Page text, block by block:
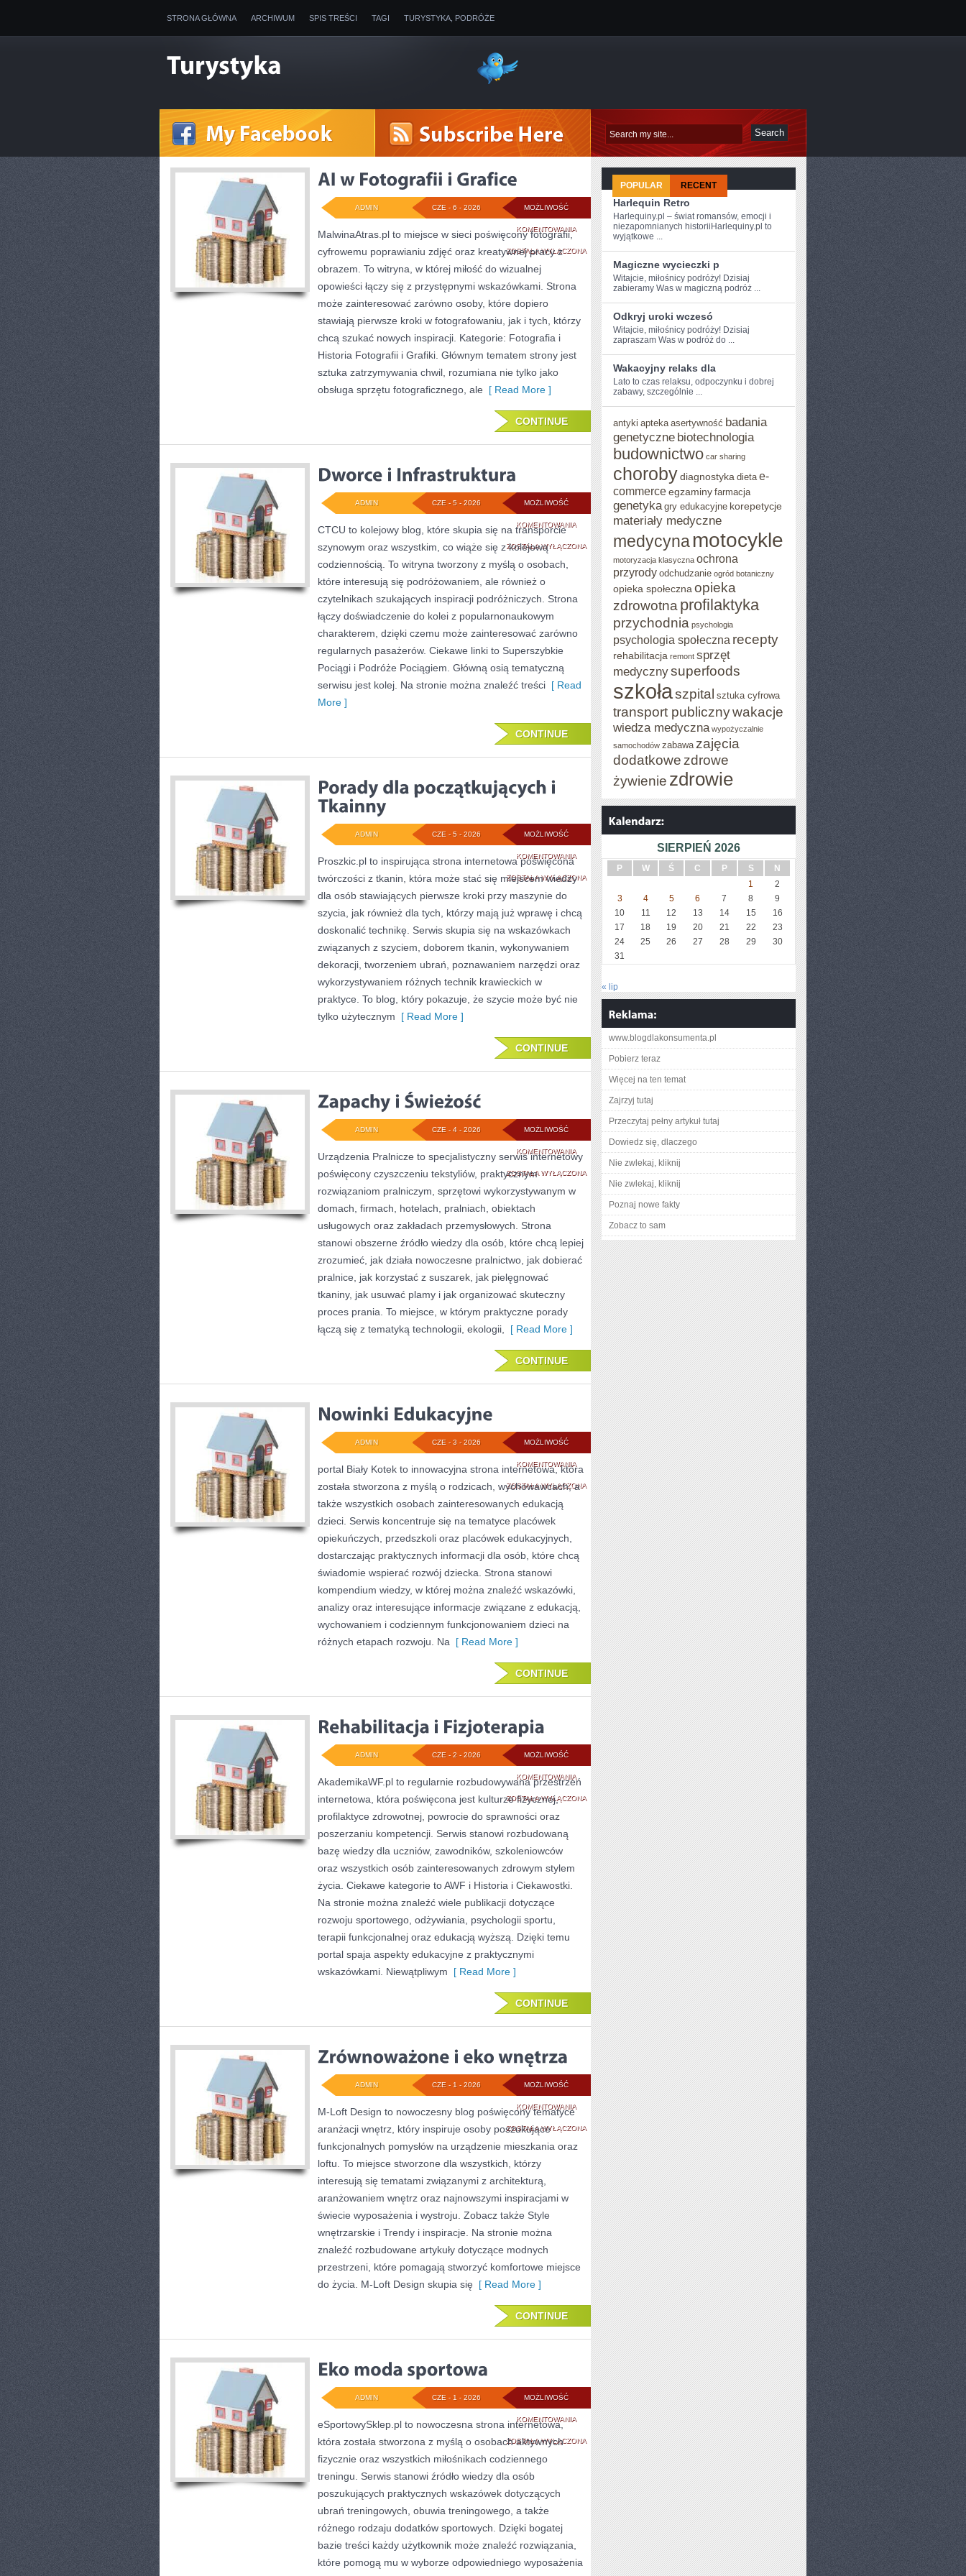
STRONA GŁÓWNA ARCHIWUM SPIS TREŚCI TAGI TURYSTYKA, PODRÓŻE
MOŻLIWOŚĆ
KOMENTOWANIAAI
W
FOTOGRAFII
GRAFICE
ZOSTAŁA WYŁĄCZONA
CZE - 6 - 2026
ADMIN
MalwinaAtras.pl to miejsce w sieci poświęcony fotografii,
cyfrowemu poprawianiu zdjęć oraz kreatywnej pracy z
obrazem. To witryna, w której miłość do wizualnej
opowieści łączy się z przystępnymi wskazówkami. Strona
może zainteresować zarówno osoby, które dopiero
stawiają pierwsze kroki w fotografowaniu, jak i tych, którzy
chcą szukać nowych inspiracji. Kategorie: Fotografia i
Historia Fotografii i Grafiki. Głównym tematem strony jest
sztuka zatrzymywania chwil, rozumiana nie tylko jako
obsługa sprzętu fotograficznego, ale [ Read More ]
CONTINUE
MOŻLIWOŚĆ
KOMENTOWANIADWORCE
I
INFRASTRUKTURA
ZOSTAŁA WYŁĄCZONA
CZE - 5 - 2026
ADMIN
CTCU to kolejowy blog, które skupia się na transporcie
szynowym oraz wszystkim, co wiąże się z kolejową
codziennością. To witryna tworzony z myślą o osobach,
które interesują się podróżowaniem, ale również o
czytelnikach szukających inspiracji podróżniczych. Strona
łączy doświadczenie do kolei z popularnonaukowym
charakterem, dzięki czemu może zainteresować zarówno
regularnych pasażerów. Ciekawe linki to Superszybkie
Pociągi i Podróże Pociągiem. Główną osią tematyczną
serwisu jest kolej. Na stronie można znaleźć treści [ Read
More ]
CONTINUE
MOŻLIWOŚĆ
KOMENTOWANIAPORADY
DLA
POCZĄTKUJĄCYCH
TKAINNY
ZOSTAŁA WYŁĄCZONA
CZE - 5 - 2026
ADMIN
Proszkic.pl to inspirująca strona internetowa poświęcona
twórczości z tkanin, która może stać się miejscem wiedzy
dla osób stawiających pierwsze kroki przy maszynie do
szycia, jak również dla tych, którzy mają już wprawę i chcą
doskonalić technikę. Serwis skupia się na wskazówkach
związanych z szyciem, doborem tkanin, wykonywaniem
dekoracji, tworzeniem ubrań, poznawaniem narzędzi oraz
wykorzystywaniem różnych technik krawieckich w
praktyce. To blog, który pokazuje, że szycie może być nie
tylko użytecznym [ Read More ]
CONTINUE
MOŻLIWOŚĆ
KOMENTOWANIAZAPACHY
I
ŚWIEŻOŚĆ
ZOSTAŁA WYŁĄCZONA
CZE - 4 - 2026
ADMIN
Urządzenia Pralnicze to specjalistyczny serwis internetowy
poświęcony czyszczeniu tekstyliów, praktycznym
rozwiązaniom pralniczym, sprzętowi wykorzystywanym w
domach, firmach, hotelach, pralniach, obiektach
usługowych oraz zakładach przemysłowych. Strona
stanowi obszerne źródło wiedzy dla osób, które chcą lepiej
zrozumieć, jak działa nowoczesne pralnictwo, jak dobierać
pralnice, jak korzystać z suszarek, jak pielęgnować
tkaniny, jak usuwać plamy i jak organizować skuteczny
proces prania. To miejsce, w którym praktyczne porady
łączą się z tematyką technologii, ekologii,
[ Read More ]
CONTINUE
MOŻLIWOŚĆ
KOMENTOWANIANOWINKI
EDUKACYJNE
ZOSTAŁA WYŁĄCZONA
CZE - 3 - 2026
ADMIN
portal Biały Kotek to innowacyjna strona internetowa, która
została stworzona z myślą o rodzicach, wychowawcach, a
także wszystkich osobach zainteresowanych edukacją
dzieci. Serwis koncentruje się na tematyce placówek
opiekuńczych, przedszkoli oraz placówek edukacyjnych,
dostarczając praktycznych informacji dla osób, które chcą
świadomie wspierać rozwój dziecka. Strona stanowi
kompendium wiedzy, w której można znaleźć wskazówki,
analizy oraz interesujące informacje związane z edukacją,
wychowaniem i codziennym funkcjonowaniem dzieci na
różnych etapach rozwoju. Na [ Read More ]
CONTINUE
MOŻLIWOŚĆ
KOMENTOWANIAREHABILITACJA
I
FIZJOTERAPIA
ZOSTAŁA WYŁĄCZONA
CZE - 2 - 2026
ADMIN
AkademikaWF.pl to regularnie rozbudowywana przestrzeń
internetowa, która poświęcona jest kulturze fizycznej,
profilaktyce zdrowotnej, powrocie do sprawności oraz
poszerzaniu kompetencji. Serwis stanowi rozbudowaną
bazę wiedzy dla uczniów, zawodników, szkoleniowców
oraz wszystkich osób zainteresowanych zdrowym stylem
życia. Ciekawe kategorie to AWF i Historia i Ciekawostki.
Na stronie można znaleźć wiele publikacji dotyczące
rozwoju sportowego, odżywiania, psychologii sportu,
terapii funkcjonalnej oraz edukacją wyższą. Dzięki temu
portal spaja aspekty edukacyjne z praktycznymi
wskazówkami. Niewątpliwym [ Read More ]
CONTINUE
MOŻLIWOŚĆ
KOMENTOWANIAZRÓWNOWAŻONE
I
EKO
WNĘTRZA
ZOSTAŁA WYŁĄCZONA
CZE - 1 - 2026
ADMIN
M-Loft Design to nowoczesny blog poświęcony tematyce
aranżacji wnętrz, który inspiruje osoby poszukujące
funkcjonalnych pomysłów na urządzenie mieszkania oraz
loftu. To miejsce stworzone dla wszystkich, którzy
interesują się tematami związanymi z architekturą,
aranżowaniem wnętrz oraz najnowszymi inspiracjami w
świecie wyposażenia i wystroju. Zobacz także Style
wnętrzarskie i Trendy i inspiracje. Na stronie można
znaleźć rozbudowane artykuły dotyczące modnych
przestrzeni, które pomagają stworzyć komfortowe miejsce
do życia. M-Loft Design skupia się [ Read More ]
CONTINUE
MOŻLIWOŚĆ
KOMENTOWANIAEKO
MODA
SPORTOWA
ZOSTAŁA WYŁĄCZONA
CZE - 1 - 2026
ADMIN
eSportowySklep.pl to nowoczesna strona internetowa,
która została stworzona z myślą o osobach aktywnych
fizycznie oraz wszystkich miłośnikach codziennego
treningu. Serwis stanowi źródło wiedzy dla osób
poszukujących praktycznych wskazówek dotyczących
ubrań treningowych, obuwia treningowego, a także
różnego rodzaju dodatków sportowych. Dzięki bogatej
bazie treści każdy użytkownik może znaleźć rozwiązania,
które pomogą mu w wyborze odpowiedniego wyposażenia
POPULAR RECENT
Harlequin Retro
Harlequiny.pl – świat romansów, emocji i
niezapomnianych historiiHarlequiny.pl to
wyjątkowe ...
Magiczne wycieczki p
Witajcie, miłośnicy podróży!‌ Dzisiaj
⁢zabieramy Was w magiczną podróż ...
Odkryj uroki wczesó
Witajcie, miłośnicy podróży! Dzisiaj
zapraszam Was w podróż do ...
Wakacyjny relaks dla
Lato ⁢to czas ⁤relaksu, odpoczynku i dobrej
zabawy, szczególnie ...
antyki apteka asertywność badania
genetyczne biotechnologia
budownictwo car sharing
chorobydiagnostyka dieta e-
commerceegzaminy farmacja
genetyka gry edukacyjne korepetycje
materiały medyczne
medycynamotocykle
motoryzacja klasyczna ochrona
przyrody odchudzanie ogród botaniczny
opieka społeczna opieka
zdrowotna profilaktyka
przychodnia psychologia
psychologia społeczna recepty
rehabilitacja remont sprzęt
medycznysuperfoods
szkołaszpital sztuka cyfrowa
transport publicznywakacje
wiedza medyczna wypożyczalnie
samochodów zabawa zajęcia
dodatkowe zdrowe
żywienie zdrowie
SIERPIEŃ 2026
P W Ś C P S
N
1
2
3
4 5 6 7 8
9
10
11 12 13 14 15
16
17
18 19 20 21 22
23
24
25 26 27 28 29
30
31
« lip
www.blogdlakonsumenta.pl
Pobierz teraz
Więcej na ten temat
Zajrzyj tutaj
Przeczytaj pełny artykuł tutaj
Dowiedz się, dlaczego
Nie zwlekaj, kliknij
Nie zwlekaj, kliknij
Poznaj nowe fakty
Zobacz to sam